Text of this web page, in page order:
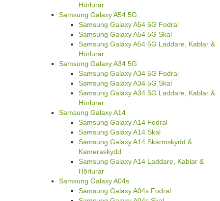
Hörlurar
Samsung Galaxy A54 5G
Samsung Galaxy A54 5G Fodral
Samsung Galaxy A54 5G Skal
Samsung Galaxy A54 5G Laddare, Kablar &
Hörlurar
Samsung Galaxy A34 5G
Samsung Galaxy A34 5G Fodral
Samsung Galaxy A34 5G Skal
Samsung Galaxy A34 5G Laddare, Kablar &
Hörlurar
Samsung Galaxy A14
Samsung Galaxy A14 Fodral
Samsung Galaxy A14 Skal
Samsung Galaxy A14 Skärmskydd &
Kameraskydd
Samsung Galaxy A14 Laddare, Kablar &
Hörlurar
Samsung Galaxy A04s
Samsung Galaxy A04s Fodral